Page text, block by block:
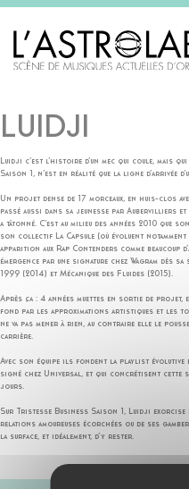
LUIDJI
Luidji c’est l’histoire d’un mec qui coule, mais
Saison 1, n’est en réalité que la ligne d’arrivée
Un projet dense de 17 morceaux, en huis-clos
passé aussi dans sa jeunesse par Aubervilliers et
a tâtonné. C’est au milieu des années 2010 que
son collectif La Capsule (où évoluent notamment
apparition aux Rap Contenders comme
émergence par une signature chez Wagram dès
1999 (2014) et Mécanique des Fluides (2015).
Après ça : 4 années muettes en sortie de projet,
fond par les approximations artistiques et les
ne va pas mener à rien, au contraire elle le
carrière.
Avec son équipe ils fondent la playlist évolutive
signé chez Universal, et qui concrétisent cette
jours.
Sur Tristesse Business Saison 1, Luidji
relations amoureuses écorchées ou de ses
la surface, et idéalement, d’y rester.